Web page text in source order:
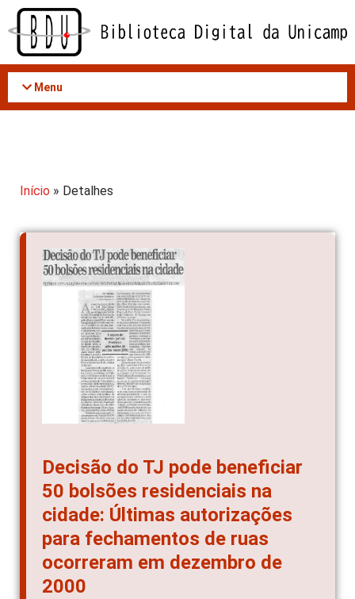
Acessar
conteúdo
Menu
Início » Detalhes
Decisão do TJ pode beneficiar
50 bolsões residenciais na
cidade: Últimas autorizações
para fechamentos de ruas
ocorreram em dezembro de
2000